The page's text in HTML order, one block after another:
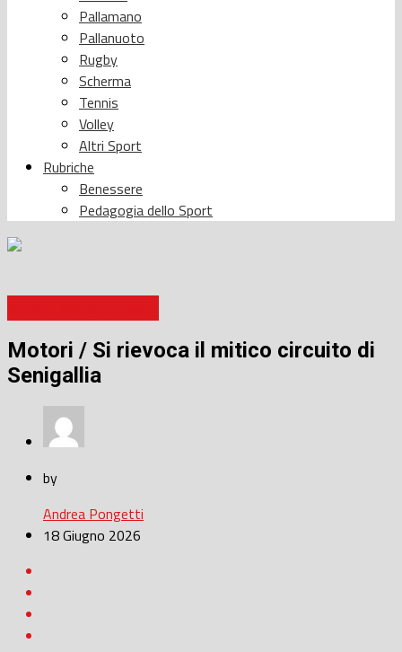
Pallamano
Pallanuoto
Rugby
Scherma
Tennis
Volley
Altri Sport
Rubriche
Benessere
Pedagogia dello Sport
Motori / Si rievoca il mitico circuito di
Senigallia
by
Andrea Pongetti
18 Giugno 2026